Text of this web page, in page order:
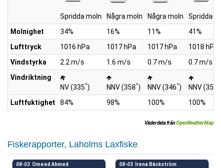
Spridda moln Några moln Några moln
Spridda
Molnighet
34% 16% 11%
41%
Lufttryck
1016 hPa 1017 hPa 1017 hPa
1018 hPa
Vindstyrka
2.2 m/s 1.6 m/s 0.7 m/s
0.7 m/s
Vindriktning
NV (335°) NNV (358°) NNV (346°) NNV (352
Luftfuktighet
84% 98% 100% 100%
Väderdata frånOpenWeatherMap
Fiskerapporter, Laholms Laxfiske
08-03 Omeed Ahmed 08-03 Irena Bäckström